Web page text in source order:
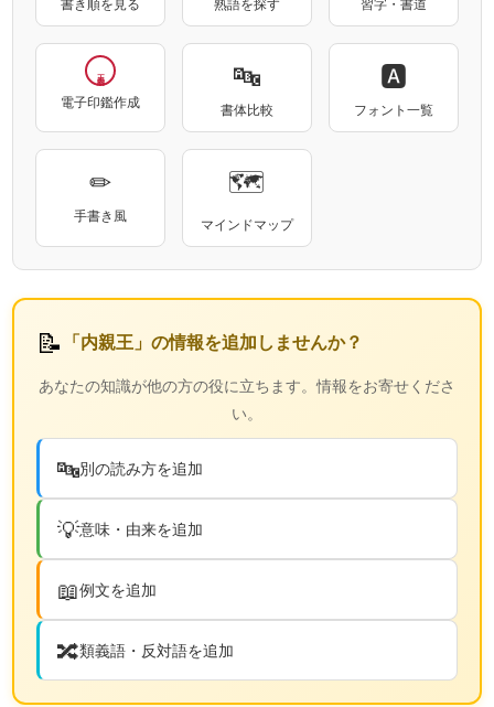
電子印鑑作成
🔤
書体比較
🅰
フォント一覧
✏
手書き風
🗺
マインドマップ
📝 「内親王」の情報を追加しませんか？
あなたの知識が他の方の役に立ちます。情報をお寄せくださ
い。
🔤別の読み方を追加
💡意味・由来を追加
📖例文を追加
🔀類義語・反対語を追加